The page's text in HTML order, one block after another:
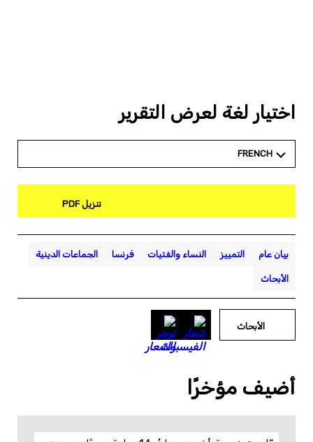
اختيار لغة لعرض التقرير
FRENCH
تنزيل PDF
بيان عام التمييز النساء والفتيات فرنسا الجماعات الدينية
الأبحاث
الأبحاث
أضيف مؤخرًا